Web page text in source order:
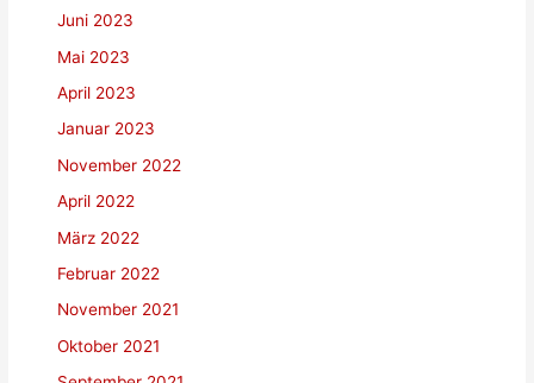
Juni 2023
Mai 2023
April 2023
Januar 2023
November 2022
April 2022
März 2022
Februar 2022
November 2021
Oktober 2021